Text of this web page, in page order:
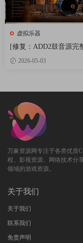
虚拟乐器
[修复：ADD2鼓音源完
LN Audio Addictive
omplete v2.9.0.4 FIXED
2026-05-03
万象资源网专注于各类优质
程、影视资源、网络技术分
领域的游戏资源。
关于我们
关于我们
联系我们
免责声明